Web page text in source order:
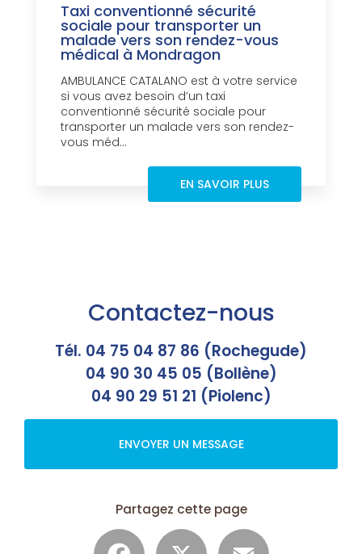
Taxi conventionné sécurité
sociale pour transporter un
malade vers son rendez-vous
médical à Mondragon
AMBULANCE CATALANO est à votre service
si vous avez besoin d’un taxi
conventionné sécurité sociale pour
transporter un malade vers son rendez-
vous méd...
EN SAVOIR PLUS
Contactez-nous
Tél. 04 75 04 87 86 (Rochegude)
04 90 30 45 05 (Bollène)
04 90 29 51 21 (Piolenc)
ENVOYER UN MESSAGE
Partagez cette page
Facebook